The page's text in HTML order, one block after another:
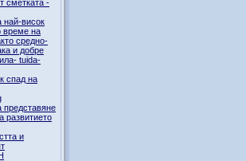
сметката -
най-висок
време на
средно-
и добре
tuida-
спад на
представяне
развитието
и